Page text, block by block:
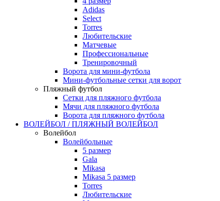
Adidas
Select
Torres
Любительские
Матчевые
Профессиональные
Тренировочный
Ворота для мини-футбола
Мини-футбольные сетки для ворот
Пляжный футбол
Сетки для пляжного футбола
Мячи для пляжного футбола
Ворота для пляжного футбола
ВОЛЕЙБОЛ / ПЛЯЖНЫЙ ВОЛЕЙБОЛ
Волейбол
Волейбольные
5 размер
Gala
Mikasa
Mikasa 5 размер
Torres
Любительские